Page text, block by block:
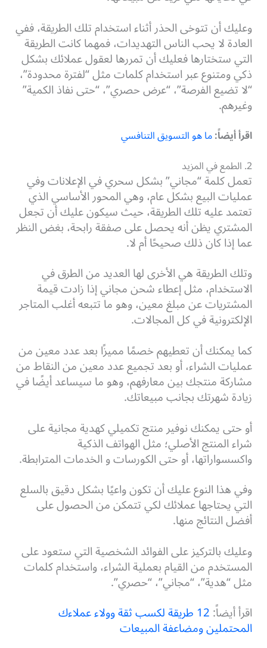
وعليك أن تتوخى الحذر أثناء استخدام تلك الطريقة، ففي
العادة لا يحب الناس التهديدات، فمهما كانت الطريقة
التي ستختارها فعليك أن تمررها لعقول عملائك بشكل
ذكي ومتنوع عبر استخدام كلمات مثل “لفترة محدودة”،
“لا تضيع الفرصة”، “عرض حصري”، “حتى نفاذ الكمية”
وغيرهم.
اقرأ أيضاً:ما هو التسويق التنافسي
2. الطمع في المزيد
تعمل كلمة “مجاني” بشكل سحري في الإعلانات وفي
عمليات البيع بشكل عام، وهي المحور الأساسي الذي
تعتمد عليه تلك الطريقة، حيث سيكون عليك أن تجعل
المشتري يظن أنه يحصل على صفقة رابحة، بغض النظر
عما إذا كان ذلك صحيحًا أم لا.
وتلك الطريقة هي الأخرى لها العديد من الطرق في
الاستخدام، مثل إعطاء شحن مجاني إذا زادت قيمة
المشتريات عن مبلغ معين، وهو ما تتبعه أغلب المتاجر
الإلكترونية في كل المجالات.
كما يمكنك أن تعطيهم خصمًا مميزًا بعد عدد معين من
عمليات الشراء، أو بعد تجميع عدد معين من النقاط من
مشاركة منتجك بين معارفهم، وهو ما سيساعد أيضًا في
زيادة شهرتك بجانب مبيعاتك.
أو حتى يمكنك نوفير منتج تكميلي كهدية مجانية على
شراء المنتج الأصلي؛ مثل الهواتف الذكية
واكسسواراتها، أو حتى الكورسات و الخدمات المترابطة.
وفي هذا النوع عليك أن تكون واعيًا بشكل دقيق بالسلع
التي يحتاجها عملائك لكي تتمكن من الحصول على
أفضل النتائج منها.
وعليك بالتركيز على الفوائد الشخصية التي ستعود على
المستخدم من القيام بعملية الشراء، واستخدام كلمات
مثل “هدية”، “مجاني”، “حصري”.
اقرأ أيضاً:
12 طريقة لكسب ثقة وولاء عملاءك
المحتملين ومضاعفة المبيعات